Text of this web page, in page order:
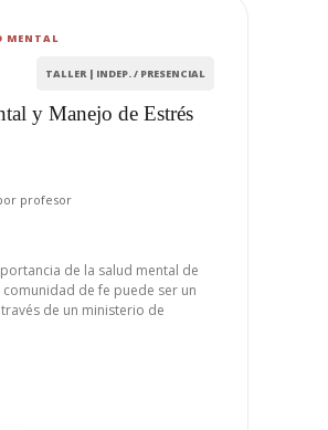
MENTAL
TALLER | INDEP. / PRESENCIAL
y Manejo de Estrés
profesor
de la salud mental de
de fe puede ser un
de un ministerio de